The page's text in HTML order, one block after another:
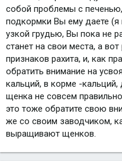
собой проблемы с
подкормки Вы ему даете (я
узкой грудью, Вы пока не
станет на свои места, а
признаков рахита, и, как
обратить внимание на
кальций, в корме -
щенка не совсем
это тоже обратите свою
же со своим заводчиком,
выращивают щенков.